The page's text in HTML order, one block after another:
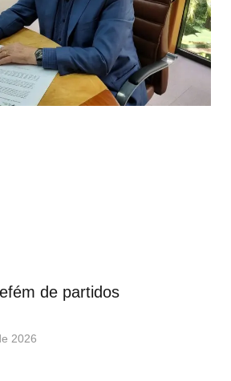
de partidos
2026